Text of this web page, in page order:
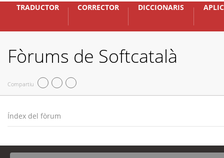
TRADUCTOR CORRECTOR DICCIONARIS
Fòrums de Softcatalà
Compartiu
Índex del fòrum